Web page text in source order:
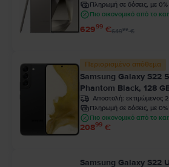
Πληρωμή σε δόσεις, με 0%
Πιο οικονομικό από το
62999 €64999€
Περιορισμένο απόθεμα
Samsung Galaxy S22
Phantom Black, 128
Αποστολή: εκτιμώμενος
Πληρωμή σε δόσεις, με 0%
Πιο οικονομικό από το
20899 €
Samsung Galaxy S22